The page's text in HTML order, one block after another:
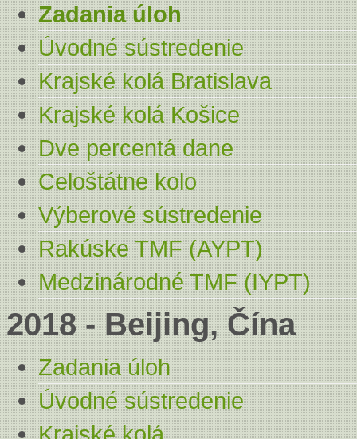
Zadania úloh
Úvodné sústredenie
Krajské kolá Bratislava
Krajské kolá Košice
Dve percentá dane
Celoštátne kolo
Výberové sústredenie
Rakúske TMF (AYPT)
Medzinárodné TMF (IYPT)
2018 - Beijing, Čína
Zadania úloh
Úvodné sústredenie